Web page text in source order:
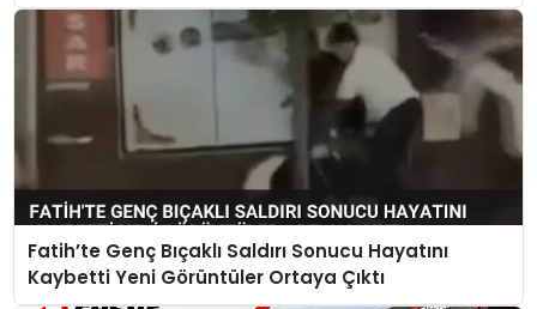
Fatih’te Genç Bıçaklı Saldırı Sonucu Hayatını
Kaybetti Yeni Görüntüler Ortaya Çıktı